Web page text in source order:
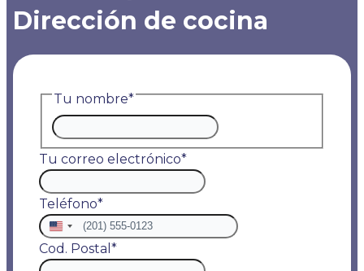
Dirección de cocina
Tu nombre*
Nombre
Tu correo electrónico*
Teléfono*
Estados
Unidos
+1
Cod. Postal *